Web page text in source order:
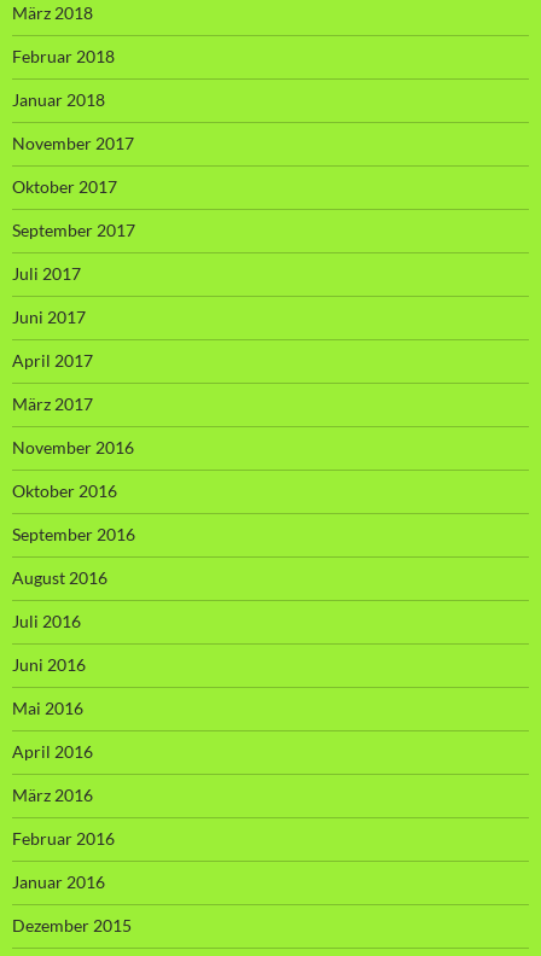
März 2018
Februar 2018
Januar 2018
November 2017
Oktober 2017
September 2017
Juli 2017
Juni 2017
April 2017
März 2017
November 2016
Oktober 2016
September 2016
August 2016
Juli 2016
Juni 2016
Mai 2016
April 2016
März 2016
Februar 2016
Januar 2016
Dezember 2015